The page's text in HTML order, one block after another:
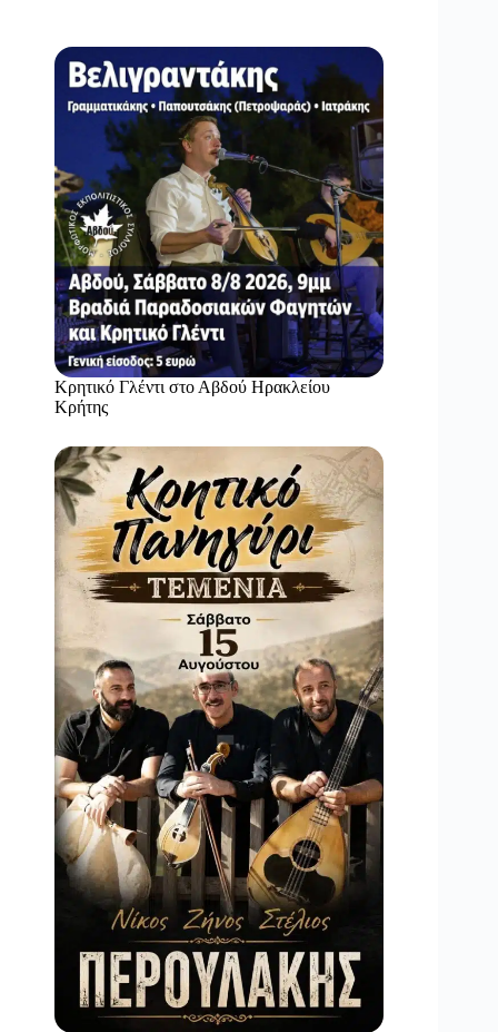
Κρητικό Γλέντι στο Αβδού Ηρακλείου
Κρήτης